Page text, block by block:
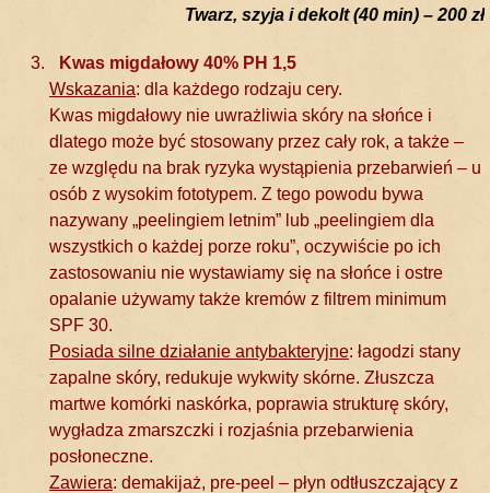
Twarz, szyja i dekolt (40 min) – 200 zł
Kwas migdałowy 40% PH 1,5
Wskazania: dla każdego rodzaju cery.
Kwas migdałowy nie uwrażliwia skóry na słońce i
dlatego może być stosowany przez cały rok, a także –
ze względu na brak ryzyka wystąpienia przebarwień – u
osób z wysokim fototypem. Z tego powodu bywa
nazywany „peelingiem letnim” lub „peelingiem dla
wszystkich o każdej porze roku”, oczywiście po ich
zastosowaniu nie wystawiamy się na słońce i ostre
opalanie używamy także kremów z filtrem minimum
SPF 30.
Posiada silne działanie antybakteryjne: łagodzi stany
zapalne skóry, redukuje wykwity skórne. Złuszcza
martwe komórki naskórka, poprawia strukturę skóry,
wygładza zmarszczki i rozjaśnia przebarwienia
posłoneczne.
Zawiera: demakijaż, pre-peel – płyn odtłuszczający z